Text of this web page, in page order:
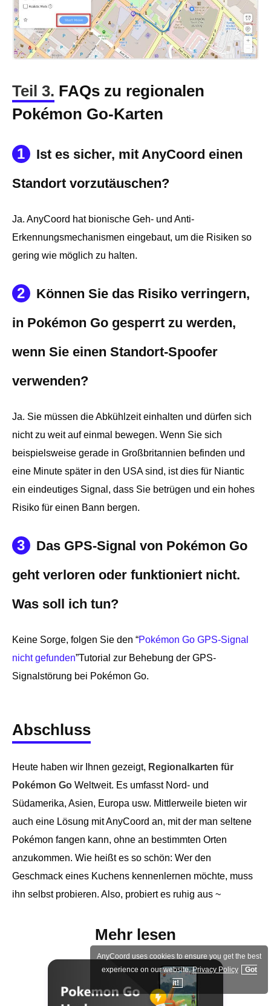
Teil 3. FAQs zu regionalen
Pokémon Go-Karten
1
Ist es sicher, mit AnyCoord einen
Standort vorzutäuschen?
Ja. AnyCoord hat bionische Geh- und Anti-
Erkennungsmechanismen eingebaut, um die Risiken so
gering wie möglich zu halten.
2
Können Sie das Risiko verringern,
in Pokémon Go gesperrt zu werden,
wenn Sie einen Standort-Spoofer
verwenden?
Ja. Sie müssen die Abkühlzeit einhalten und dürfen sich
nicht zu weit auf einmal bewegen. Wenn Sie sich
beispielsweise gerade in Großbritannien befinden und
eine Minute später in den USA sind, ist dies für Niantic
ein eindeutiges Signal, dass Sie betrügen und ein hohes
Risiko für einen Bann bergen.
3
Das GPS-Signal von Pokémon Go
geht verloren oder funktioniert nicht.
Was soll ich tun?
Keine Sorge, folgen Sie den “Pokémon Go GPS-Signal
nicht gefunden”Tutorial zur Behebung der GPS-
Signalstörung bei Pokémon Go.
Abschluss
Heute haben wir Ihnen gezeigt, Regionalkarten für
Pokémon Go Weltweit. Es umfasst Nord- und
Südamerika, Asien, Europa usw. Mittlerweile bieten wir
auch eine Lösung mit AnyCoord an, mit der man seltene
Pokémon fangen kann, ohne an bestimmten Orten
anzukommen. Wie heißt es so schön: Wer den
Geschmack eines Kuchens kennenlernen möchte, muss
ihn selbst probieren. Also, probiert es ruhig aus ~
Mehr lesen
AnyCoord uses cookies to ensure you get the best
experience on our website.Privacy Policy
Got
it!